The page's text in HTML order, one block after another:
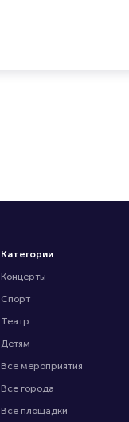
Категории
Концерты
Спорт
Театр
Детям
Все мероприятия
Все города
Все площадки